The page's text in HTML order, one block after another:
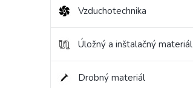
Vzduchotechnika
Úložný a inštalačný materiál
Drobný materiál